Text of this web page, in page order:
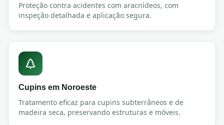
Proteção contra acidentes com aracnídeos, com
inspeção detalhada e aplicação segura.
Cupins em Noroeste
Tratamento eficaz para cupins subterrâneos e de
madeira seca, preservando estruturas e móveis.